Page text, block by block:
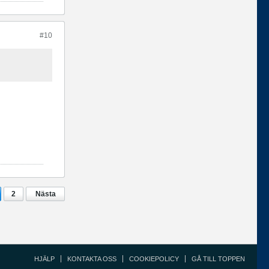
#10
2 Nästa
HJÄLP KONTAKTA OSS COOKIEPOLICY GÅ TILL TOPPEN